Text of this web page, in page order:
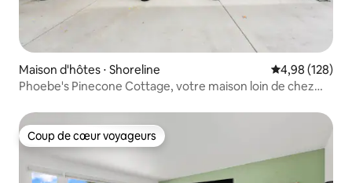
Maison d'hôtes ⋅ Shoreline Évaluation
4,98 (128)
Phoebe's Pinecone Cottage, votre maison loin de chez
Coup de cœur voyageurs
Coup de cœur voyageurs